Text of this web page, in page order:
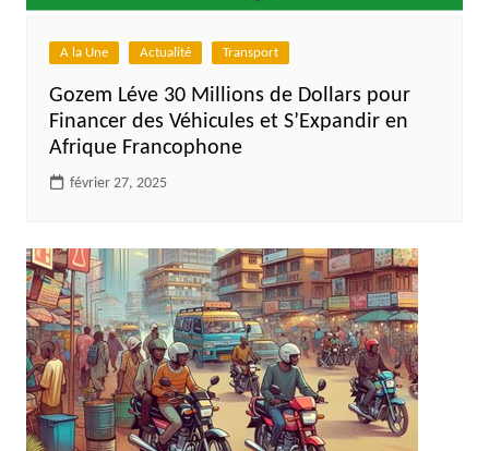
A la Une Actualité Transport
Gozem Léve 30 Millions de Dollars pour
Financer des Véhicules et S’Expandir en
Afrique Francophone
février 27, 2025